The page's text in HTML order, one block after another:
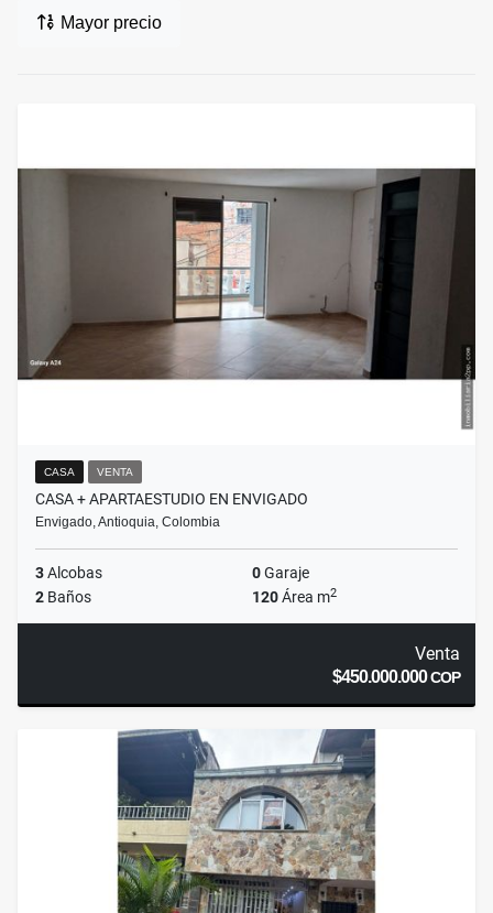
Mayor precio
CASA VENTA
CASA + APARTAESTUDIO EN ENVIGADO
Envigado, Antioquia, Colombia
3Alcobas 0Garaje
2 Baños 120Área m2
Venta
$450.000.000COP